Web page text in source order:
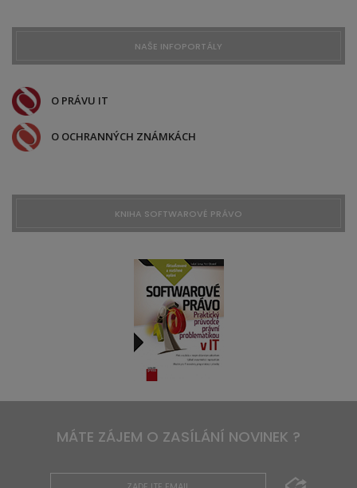
NAŠE INFOPORTÁLY
O PRÁVU IT
O OCHRANNÝCH ZNÁMKÁCH
KNIHA SOFTWAROVÉ PRÁVO
MÁTE ZÁJEM O ZASÍLÁNÍ NOVINEK ?